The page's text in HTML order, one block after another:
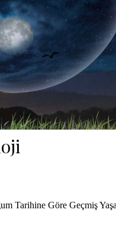
Tarihine Göre Geçmiş